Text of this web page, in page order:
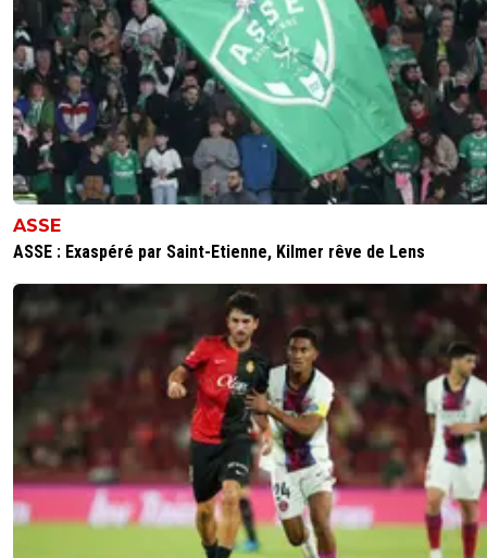
ASSE
ASSE : Exaspéré par Saint-Etienne, Kilmer rêve de Lens